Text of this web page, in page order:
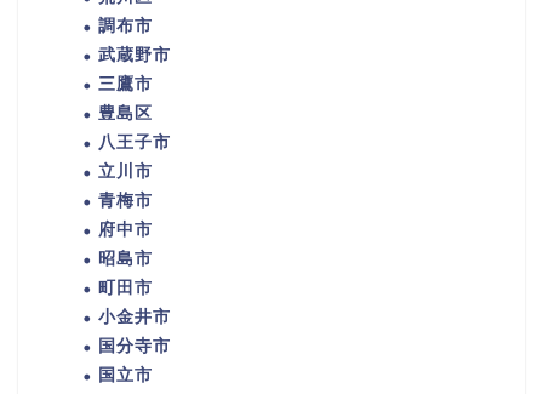
調布市
武蔵野市
三鷹市
豊島区
八王子市
立川市
青梅市
府中市
昭島市
町田市
小金井市
国分寺市
国立市